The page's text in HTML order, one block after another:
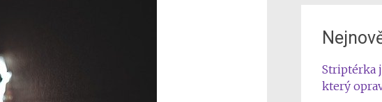
Striptérka
který